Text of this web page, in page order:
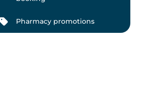
Pharmacy promotions